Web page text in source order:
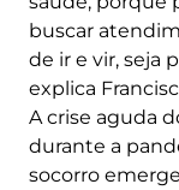
buscar
de ir e vir, seja
explica
A crise aguda
durante a
socorro